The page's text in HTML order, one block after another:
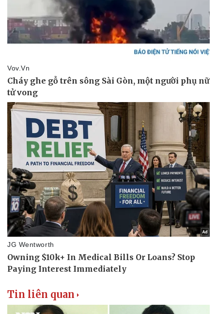
Thể thao
Bóng đá
Lịch thi đấu bóng đá
Thế giới thể thao
eSports
Hậu trường
Ô tô - Xe máy
Ô tô
Xe máy
Tư vấn
Tin liên quan